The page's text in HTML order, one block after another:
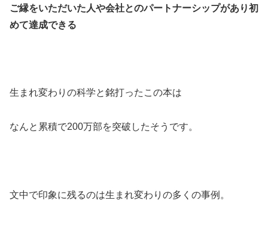
ご縁をいただいた人や会社とのパートナーシップがあり初
めて達成できる
生まれ変わりの科学と銘打ったこの本は
なんと累積で200万部を突破したそうです。
文中で印象に残るのは生まれ変わりの多くの事例。